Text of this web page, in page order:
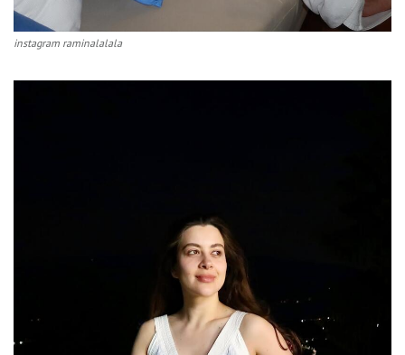
instagram raminalalala